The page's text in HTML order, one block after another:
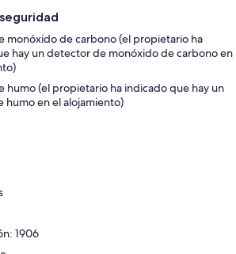
monóxido de carbono (el propietario ha
hay un detector de monóxido de carbono en
humo (el propietario ha indicado que hay un
humo en el alojamiento)
1906